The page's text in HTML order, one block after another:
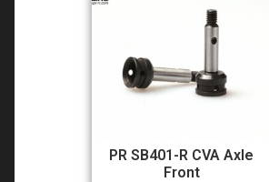
PR SB401-R CVA Axle
Front